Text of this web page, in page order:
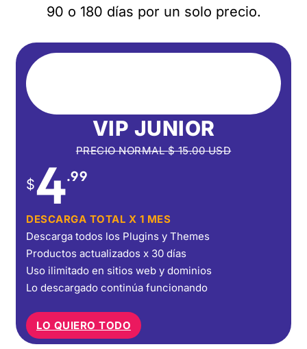
90 o 180 días por un solo precio.
VIP JUNIOR
PRECIO NORMAL$15.00USD
$4.99
DESCARGA TOTAL X 1 MES
Descarga todos los Plugins y Themes
Productos actualizados x 30 días
Uso ilimitado en sitios web y dominios
Lo descargado continúa funcionando
LO QUIERO TODO